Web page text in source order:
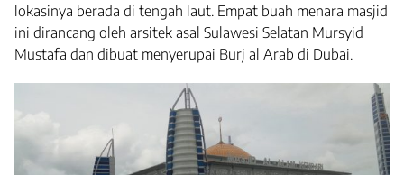
lokasinya berada di tengah laut. Empat buah menara masjid
ini dirancang oleh arsitek asal Sulawesi Selatan Mursyid
Mustafa dan dibuat menyerupai Burj al Arab di Dubai.